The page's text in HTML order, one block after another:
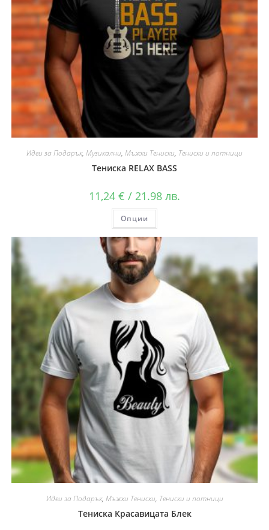
Идеи за Подарък, Музикални, Мъжки Тениски, Тениски и потници
Тениска RELAX BASS
11,24 € / 21.98 лв.
Опции
Идеи за Подарък, Мъжки Тениски, Тениски и потници
Тениска Красавицата Блек